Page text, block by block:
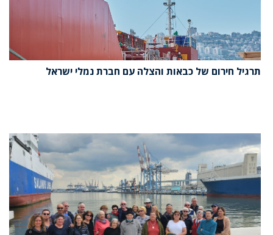
תרגיל חירום של כבאות והצלה עם חברת נמלי ישראל